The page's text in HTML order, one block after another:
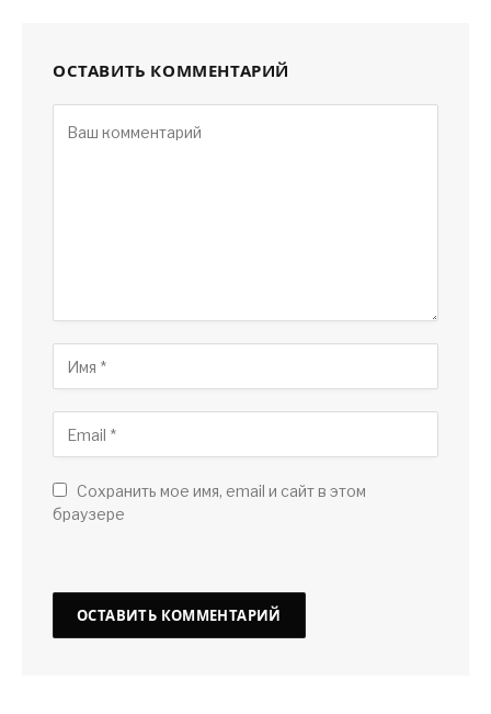
ОСТАВИТЬ КОММЕНТАРИЙ
Сохранить мое имя, email и сайт в этом
браузере